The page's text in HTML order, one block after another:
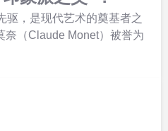
驱，是现代艺术的奠基者之
奈（Claude Monet）被誉为